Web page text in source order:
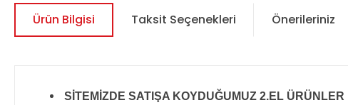
Ürün Bilgisi Taksit Seçenekleri Önerileriniz
SİTEMİZDE SATIŞA KOYDUĞUMUZ 2.EL